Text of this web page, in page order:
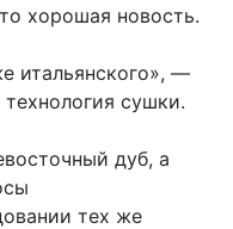
хорошая новость.
итальянского», —
сушки.
дуб, а
тех же